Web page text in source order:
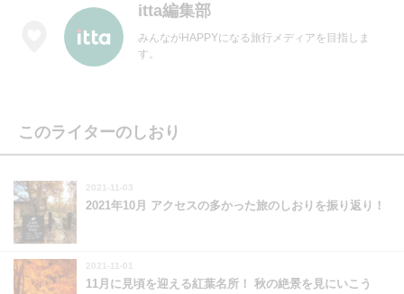
itta編集部
みんながHAPPYになる旅行メディアを目指しま
す。
このライターのしおり
2021-11-03
2021年10月 アクセスの多かった旅のしおりを振り返り！
2021-11-01
11月に見頃を迎える紅葉名所！ 秋の絶景を見にいこう